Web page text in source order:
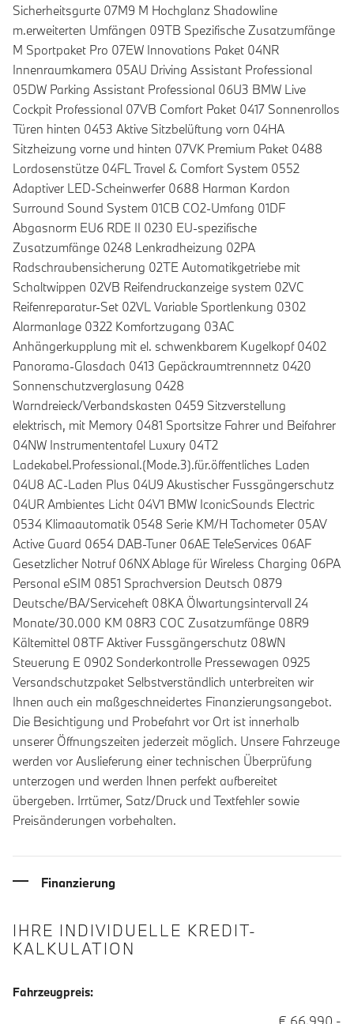
Sicherheitsgurte 07M9 M Hochglanz Shadowline
m.erweiterten Umfängen 09TB Spezifische Zusatzumfänge
M Sportpaket Pro 07EW Innovations Paket 04NR
Innenraumkamera 05AU Driving Assistant Professional
05DW Parking Assistant Professional 06U3 BMW Live
Cockpit Professional 07VB Comfort Paket 0417 Sonnenrollos
Türen hinten 0453 Aktive Sitzbelüftung vorn 04HA
Sitzheizung vorne und hinten 07VK Premium Paket 0488
Lordosenstütze 04FL Travel & Comfort System 0552
Adaptiver LED-Scheinwerfer 0688 Harman Kardon
Surround Sound System 01CB CO2-Umfang 01DF
Abgasnorm EU6 RDE II 0230 EU-spezifische
Zusatzumfänge 0248 Lenkradheizung 02PA
Radschraubensicherung 02TE Automatikgetriebe mit
Schaltwippen 02VB Reifendruckanzeige system 02VC
Reifenreparatur-Set 02VL Variable Sportlenkung 0302
Alarmanlage 0322 Komfortzugang 03AC
Anhängerkupplung mit el. schwenkbarem Kugelkopf 0402
Panorama-Glasdach 0413 Gepäckraumtrennnetz 0420
Sonnenschutzverglasung 0428
Warndreieck/Verbandskasten 0459 Sitzverstellung
elektrisch, mit Memory 0481 Sportsitze Fahrer und Beifahrer
04NW Instrumententafel Luxury 04T2
Ladekabel.Professional.(Mode.3).für.öffentliches Laden
04U8 AC-Laden Plus 04U9 Akustischer Fussgängerschutz
04UR Ambientes Licht 04V1 BMW IconicSounds Electric
0534 Klimaautomatik 0548 Serie KM/H Tachometer 05AV
Active Guard 0654 DAB-Tuner 06AE TeleServices 06AF
Gesetzlicher Notruf 06NX Ablage für Wireless Charging 06PA
Personal eSIM 0851 Sprachversion Deutsch 0879
Deutsche/BA/Serviceheft 08KA Ölwartungsintervall 24
Monate/30.000 KM 08R3 COC Zusatzumfänge 08R9
Kältemittel 08TF Aktiver Fussgängerschutz 08WN
Steuerung E 0902 Sonderkontrolle Pressewagen 0925
Versandschutzpaket Selbstverständlich unterbreiten wir
Ihnen auch ein maßgeschneidertes Finanzierungsangebot.
Die Besichtigung und Probefahrt vor Ort ist innerhalb
unserer Öffnungszeiten jederzeit möglich. Unsere Fahrzeuge
werden vor Auslieferung einer technischen Überprüfung
unterzogen und werden Ihnen perfekt aufbereitet
übergeben. Irrtümer, Satz/Druck und Textfehler sowie
Preisänderungen vorbehalten.
Finanzierung
IHRE INDIVIDUELLE KREDIT-
KALKULATION
Fahrzeugpreis:
€ 66.990,-